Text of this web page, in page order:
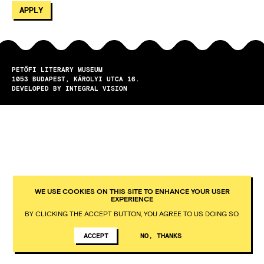
PETŐFI LITERARY MUSEUM
1053
BUDAPEST
KÁROLYI UTCA 16.
DEVELOPED BY INTEGRAL VISION
WE USE COOKIES ON THIS SITE TO ENHANCE YOUR USER
EXPERIENCE
BY CLICKING THE ACCEPT BUTTON, YOU AGREE TO US DOING SO.
ACCEPT NO, THANKS